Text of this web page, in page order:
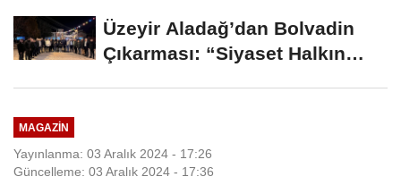
Üzeyir Aladağ’dan Bolvadin
Çıkarması: “Siyaset Halkın
MAGAZIN
Yayınlanma: 03 Aralık 2024 - 17:26
Güncelleme: 03 Aralık 2024 - 17:36